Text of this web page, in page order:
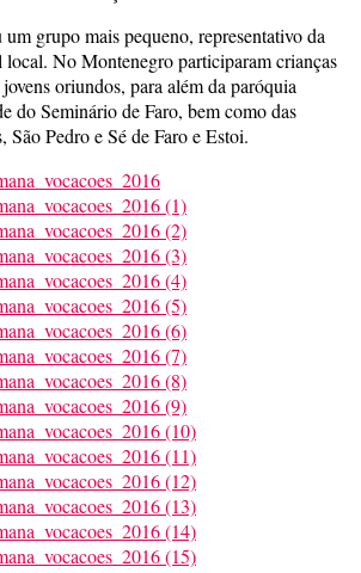
grupo mais pequeno, representativo da
No Montenegro participaram crianças
oriundos, para além da paróquia
do Seminário de Faro, bem como das
São Pedro e Sé de Faro e Estoi.